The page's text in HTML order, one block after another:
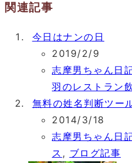
関連記事
今日はナンの日
2019/2/9
志摩男ちゃん日
羽のレストラン
無料の姓名判断ツー
2014/3/18
志摩男ちゃん日
ス , ブログ記事